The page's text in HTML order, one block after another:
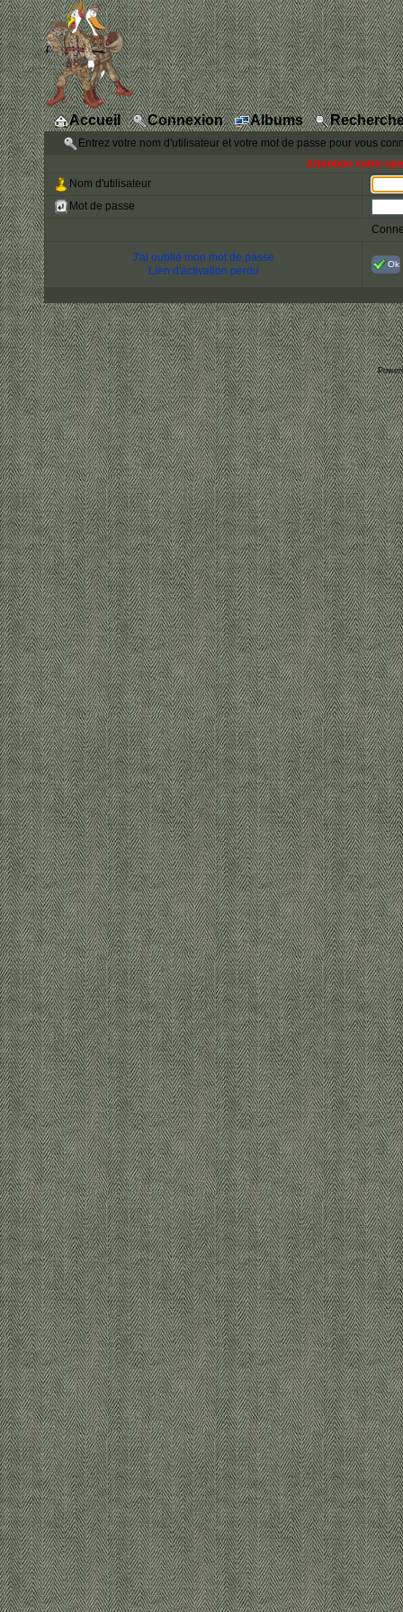
Accueil Connexion Albums
Entrez votre nom d'utilisateur et votre mot de passe pour vous
Attention votre
Nom d'utilisateur
Mot de passe
J'ai oublié mon mot de passe
Lien d'activation perdu
Ok